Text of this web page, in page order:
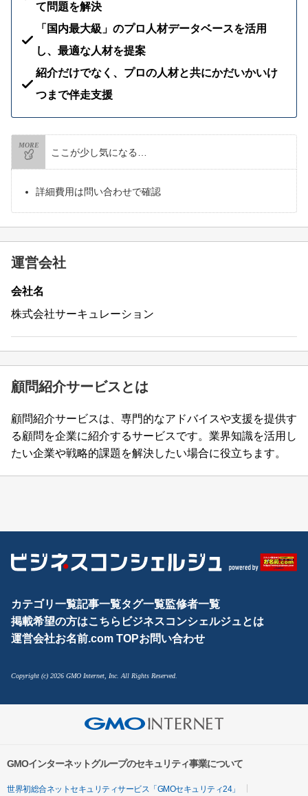
て問題を解決
「国内最大級」のプロ人材データベースを活用
し、最適な人材を提案
紹介だけでなく、プロの人材と共にかだいかいけ
つまで伴走支援
MORE
ここが少し気になる…
詳細費用は問い合わせで確認
運営会社
会社名
株式会社サーキュレーション
顧問紹介サービスとは
顧問紹介サービスは、専門的なアドバイスや支援を提供す
る顧問を企業に紹介するサービスです。業界知識を活用し
たい企業や戦略的課題を解決したい場合に役立ちます。
カテゴリ一覧記事一覧タグ一覧監修者一覧
掲載希望の方はこちら ビジネスコンシェルジュとは
運営会社お名前.com TOPお問い合わせ
Copyright (c) 2026 GMO Internet, Inc. All Rights Reserved.
GMOインターネットグループのセキュリティ事業について
世界初総合ネットセキュリティサービス「GMOセキュリティ24」